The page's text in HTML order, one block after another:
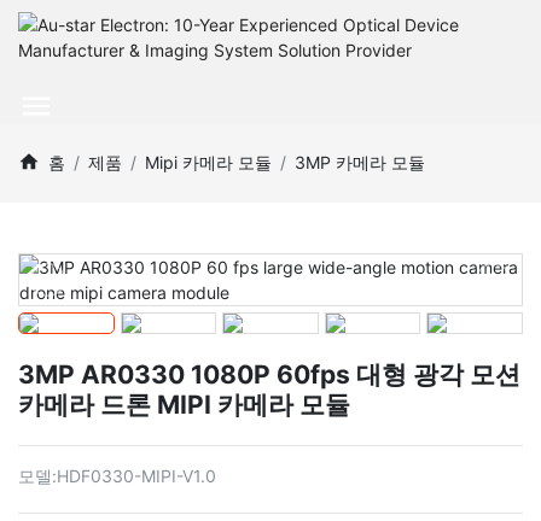
홈 제품 Mipi 카메라 모듈 3MP 카메라 모듈
3MP AR0330 1080P 60fps 대형 광각 모션
카메라 드론 MIPI 카메라 모듈
모델:HDF0330-MIPI-V1.0